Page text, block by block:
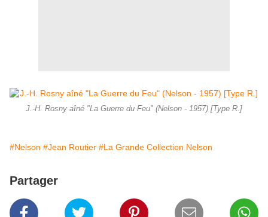
J.-H. Rosny aîné "La Guerre du Feu" (Nelson - 1957) [Type R.]
#Nelson #Jean Routier #La Grande Collection Nelson
Partager